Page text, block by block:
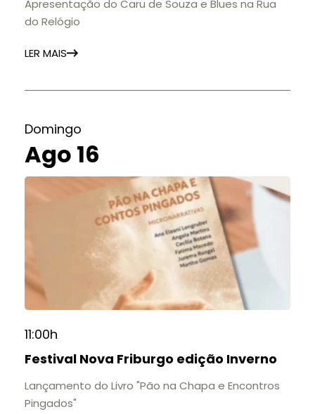
Apresentação do Caru de Souza e Blues na Rua
do Relógio
LER MAIS
Domingo
Ago 16
11:00h
Festival Nova Friburgo edição Inverno
Lançamento do Livro "Pão na Chapa e Encontros
Pingados"